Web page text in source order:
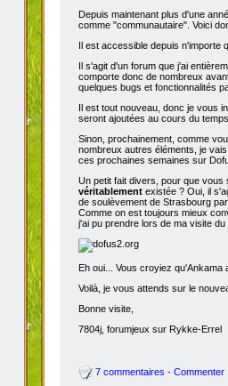
Depuis maintenant plus d'une
comme "communautaire". Voici
Il est accessible depuis n'importe
Il s'agit d'un forum que j'ai
comporte donc de nombreux
quelques bugs et fonctionnalités
Il est tout nouveau, donc je vous
seront ajoutées au cours du
Sinon, prochainement, comme
nombreux autres éléments, je
ces prochaines semaines sur
Un petit fait divers, pour que vous
véritablement existée ? Oui, il
de soulèvement de Strasbourg
Comme on est toujours mieux
j'ai pu prendre lors de ma visite
Eh oui... Vous croyiez
Voilà, je vous attends sur le
Bonne visite,
7804j, forumjeux sur Rykke-Errel
7 commentaires - Commenter